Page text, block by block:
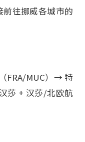
往挪威各城市的
FRA/MUC）→ 特
莎 + 汉莎/北欧航